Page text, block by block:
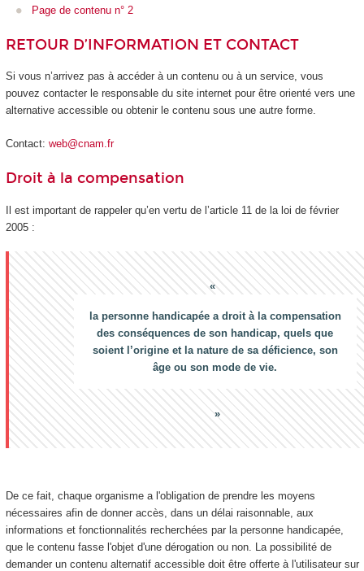
Page de contenu n° 2
RETOUR D’INFORMATION ET CONTACT
Si vous n’arrivez pas à accéder à un contenu ou à un service, vous
pouvez contacter le responsable du site internet pour être orienté vers une
alternative accessible ou obtenir le contenu sous une autre forme.
Contact: web@cnam.fr
Droit à la compensation
Il est important de rappeler qu’en vertu de l’article 11 de la loi de février
2005 :
la personne handicapée a droit à la compensation
des conséquences de son handicap, quels que
soient l’origine et la nature de sa déficience, son
âge ou son mode de vie.
De ce fait, chaque organisme a l'obligation de prendre les moyens
nécessaires afin de donner accès, dans un délai raisonnable, aux
informations et fonctionnalités recherchées par la personne handicapée,
que le contenu fasse l'objet d'une dérogation ou non. La possibilité de
demander un contenu alternatif accessible doit être offerte à l'utilisateur sur